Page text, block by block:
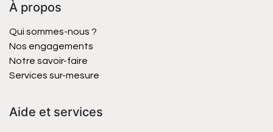
À propos
Qui sommes-nous ?
Nos engagements
Notre savoir-faire
Services sur-mesure
Aide et services